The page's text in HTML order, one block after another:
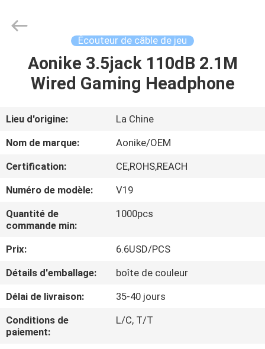
MAISON
AU
SUJET
NOUS
D'USINE
CONTRÔLE
DE
QUALITÉ
Electronics
Co,ltd.
Écouteur de câble de jeu
Aonike 3.5jack 110dB 2.1M
Wired Gaming Headphone
Lieu d'origine:
La Chine
Nom de marque:
Aonike/OEM
Certification:
CE,ROHS,REACH
Numéro de modèle:
V19
Quantité de
commande min:
1000pcs
Prix:
6.6USD/PCS
Détails d'emballage:
boîte de couleur
Délai de livraison:
35-40 jours
Conditions de
paiement:
L/C, T/T